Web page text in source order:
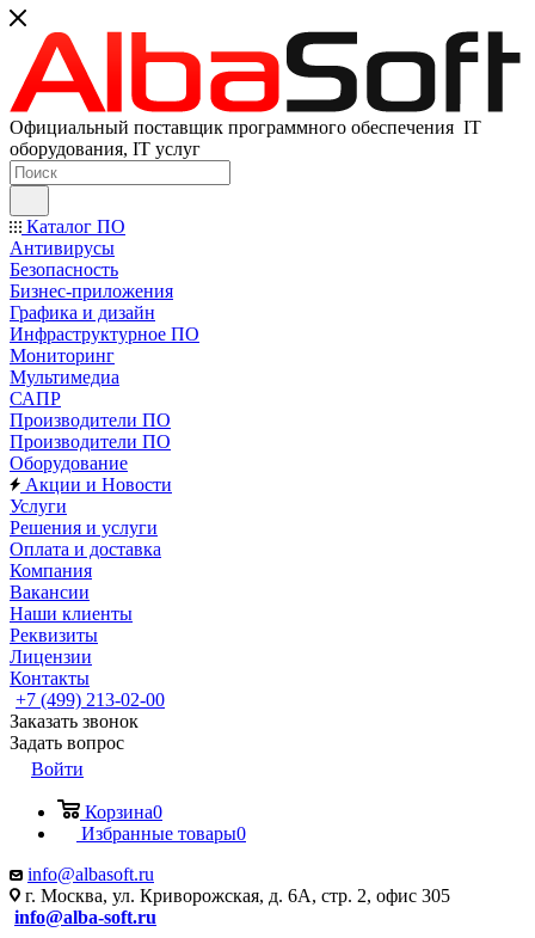
Официальный поставщик программного обеспечения IT
оборудования, IT услуг
Каталог ПО
Антивирусы
Безопасность
Бизнес-приложения
Графика и дизайн
Инфраструктурное ПО
Мониторинг
Мультимедиа
САПР
Производители ПО
Производители ПО
Оборудование
Акции и Новости
Услуги
Решения и услуги
Оплата и доставка
Компания
Вакансии
Наши клиенты
Реквизиты
Лицензии
Контакты
+7 (499) 213-02-00
Заказать звонок
Задать вопрос
Войти
Корзина0
Избранные товары0
info@albasoft.ru
г. Москва, ул. Криворожская, д. 6А, стр. 2, офис 305
info@alba-soft.ru